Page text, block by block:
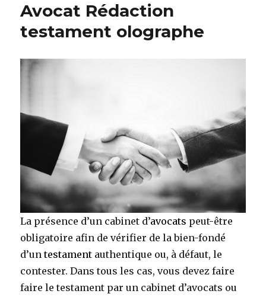
Avocat Rédaction
testament olographe
La présence d’un cabinet d’avocats peut-être
obligatoire afin de vérifier de la bien-fondé
d’untestament authentique ou, à défaut, le
contester. Dans tous les cas, vous devez faire
faire le testament par un cabinet d’avocats ou